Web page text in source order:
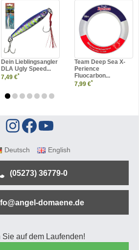
Dein Lieblingsangler
DLA Ugly Speed...
7,49 €*
Team Deep Sea X-
Perience
Fluocarbon...
7,99 €*
Deutsch English
(05273) 36779-0
domaene.de
Sie auf dem Laufenden!